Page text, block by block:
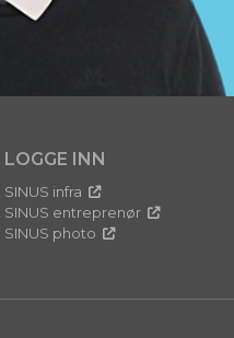
LOGGE INN
SINUS infra
SINUS entreprenør
SINUS photo